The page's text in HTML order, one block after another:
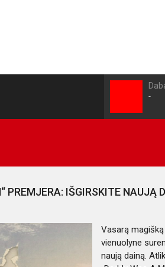
-
PREMJERA: IŠGIRSKITE NAUJĄ
Vasarą
vienuolyne
naują dainą.